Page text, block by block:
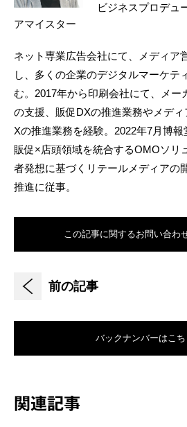
ビジネスプロデュ
アマイスター
ネット専業広告会社にて、メディア
し、多くの企業のデジタルマーケテ
む。2017年から印刷会社にて、メー
の支援、販促DXの推進業務やメデ
Xの推進業務を経験。2022年7月博
販促×店頭領域を統合するOMOソリ
者発想に基づくリテールメディアの
推進に従事。
この記事に関するお問い合わ
前の記事
バックナンバーはこち
関連記事